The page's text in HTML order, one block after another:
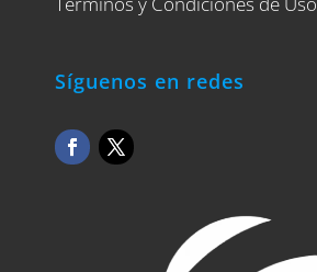
Síguenos en redes